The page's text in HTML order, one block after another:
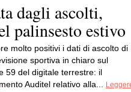
dagli ascolti,
palinsesto estivo
molto positivi i dati di ascolto di
sportiva in chiaro sul
59 del digitale terrestre: il
Auditel relativo alla...